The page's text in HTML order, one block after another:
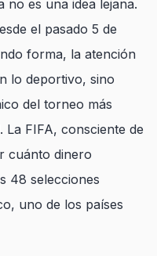
no es una idea lejana.
el pasado 5 de
forma, la atención
lo deportivo, sino
del torneo más
FIFA, consciente de
cuánto dinero
48 selecciones
uno de los países